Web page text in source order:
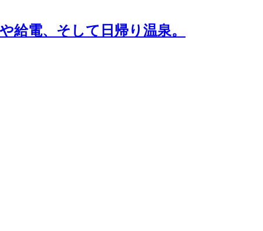
給電、そして日帰り温泉。